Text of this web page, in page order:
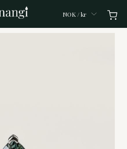
NOK / kr